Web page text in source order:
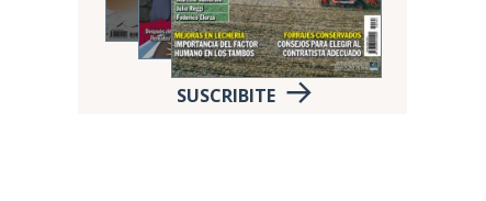
SUSCRIBITE